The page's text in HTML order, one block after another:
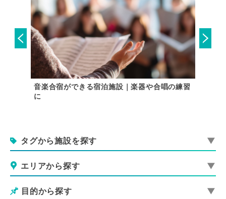
音楽合宿ができる宿泊施設｜楽器や合唱の練習
に
タグから施設を探す
エリアから探す
目的から探す